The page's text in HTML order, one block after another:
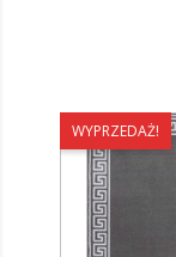
WYPRZEDAŻ!